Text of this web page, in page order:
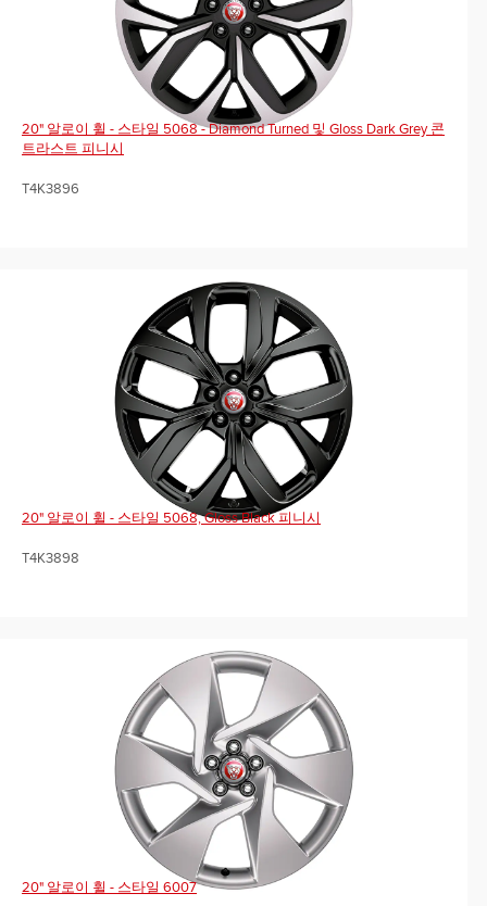
20" 알로이 휠 - 스타일 5068 - Diamond Turned 및 Gloss Dark Grey 콘
트라스트 피니시
T4K3896
20" 알로이 휠 - 스타일 5068, Gloss Black 피니시
T4K3898
20" 알로이 휠 - 스타일 6007